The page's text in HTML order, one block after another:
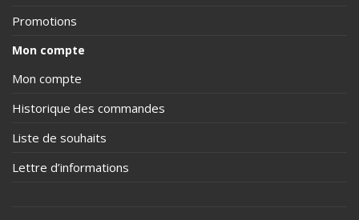
Promotions
Mon compte
Mon compte
Historique des commandes
Liste de souhaits
Lettre d’informations